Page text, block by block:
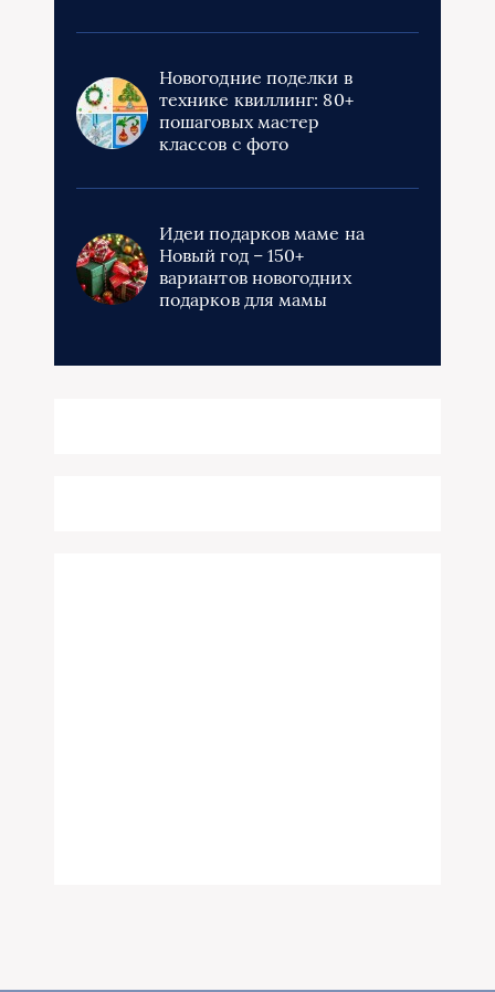
Новогодние поделки в
технике квиллинг: 80+
пошаговых мастер
классов с фото
Идеи подарков маме на
Новый год – 150+
вариантов новогодних
подарков для мамы